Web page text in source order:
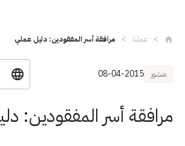
عملنا مرافقة أسر المفقودين: دليل عملي
منشور 08-04-2015
مرافقة أسر المفقودين: